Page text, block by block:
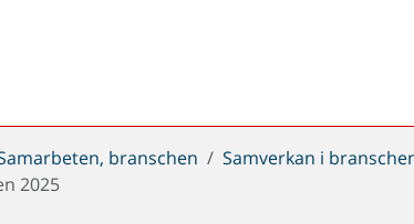
branschen Samverkan i
2025